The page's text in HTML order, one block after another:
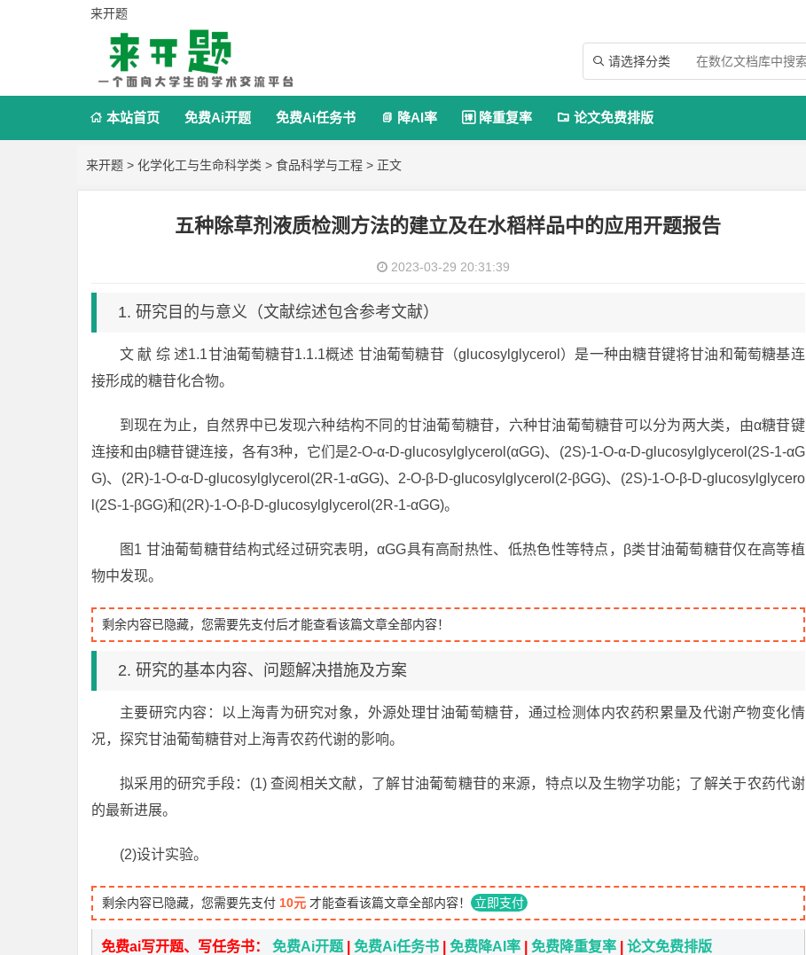
来开题
 请选择分类
 本站首页 免费Ai开题 免费Ai任务书  降AI率  降重复率  论文免费排版
来开题 > 化学化工与生命科学类 > 食品科学与工程 > 正文
五种除草剂液质检测方法的建立及在水稻样品中的应用开题报告
2023-03-29 20:31:39
1. 研究目的与意义（文献综述包含参考文献）
文 献 综 述1.1甘油葡萄糖苷1.1.1概述 甘油葡萄糖苷（glucosylglycerol）是一种由糖苷键将甘油和葡萄糖基连
接形成的糖苷化合物。
到现在为止，自然界中已发现六种结构不同的甘油葡萄糖苷，六种甘油葡萄糖苷可以分为两大类，由α糖苷键
连接和由β糖苷键连接，各有3种，它们是2-O-α-D-glucosylglycerol(αGG)、(2S)-1-O-α-D-glucosylglycerol(2S-1-αG
G)、(2R)-1-O-α-D-glucosylglycerol(2R-1-αGG)、2-O-β-D-glucosylglycerol(2-βGG)、(2S)-1-O-β-D-glucosylglycero
l(2S-1-βGG)和(2R)-1-O-β-D-glucosylglycerol(2R-1-αGG)。
图1 甘油葡萄糖苷结构式经过研究表明，αGG具有高耐热性、低热色性等特点，β类甘油葡萄糖苷仅在高等植
物中发现。
剩余内容已隐藏，您需要先支付后才能查看该篇文章全部内容！
2. 研究的基本内容、问题解决措施及方案
主要研究内容：以上海青为研究对象，外源处理甘油葡萄糖苷，通过检测体内农药积累量及代谢产物变化情
况，探究甘油葡萄糖苷对上海青农药代谢的影响。
拟采用的研究手段：(1) 查阅相关文献，了解甘油葡萄糖苷的来源，特点以及生物学功能；了解关于农药代谢
的最新进展。
(2)设计实验。
剩余内容已隐藏，您需要先支付 10元 才能查看该篇文章全部内容！ 立即支付
免费ai写开题、写任务书： 免费Ai开题 免费Ai任务书 免费降AI率 免费降重复率 论文免费排版